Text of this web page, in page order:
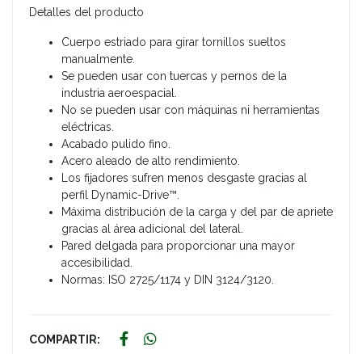
Detalles del producto
Cuerpo estriado para girar tornillos sueltos
manualmente.
Se pueden usar con tuercas y pernos de la
industria aeroespacial.
No se pueden usar con máquinas ni herramientas
eléctricas.
Acabado pulido fino.
Acero aleado de alto rendimiento.
Los fijadores sufren menos desgaste gracias al
perfil Dynamic-Drive™.
Máxima distribución de la carga y del par de apriete
gracias al área adicional del lateral.
Pared delgada para proporcionar una mayor
accesibilidad.
Normas: ISO 2725/1174 y DIN 3124/3120.
COMPARTIR: